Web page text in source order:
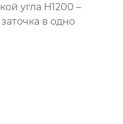
угла H1200 –
в одно